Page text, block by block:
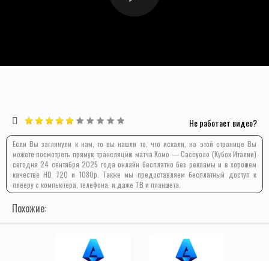
Не работает видео?
Если Вы заглянули к нам, то вы нашли то, что искали, на этой странице Вы
можете посмотреть прямую трансляцию матча Комо — Сассуоло (Кубок Италии)
сегодня 24 сентября 2025 года онлайн бесплатно без рекламы и в хорошем
качестве HD 720 и 1080p. Также мы предоставляем бесплатный доступ к
плееру с компьютера, телефона, и даже ТВ и планшета.
Похожие: